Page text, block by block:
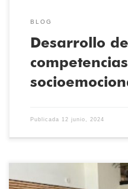
BLOG
Desarrollo
competencias
Publicada 12 junio, 2024